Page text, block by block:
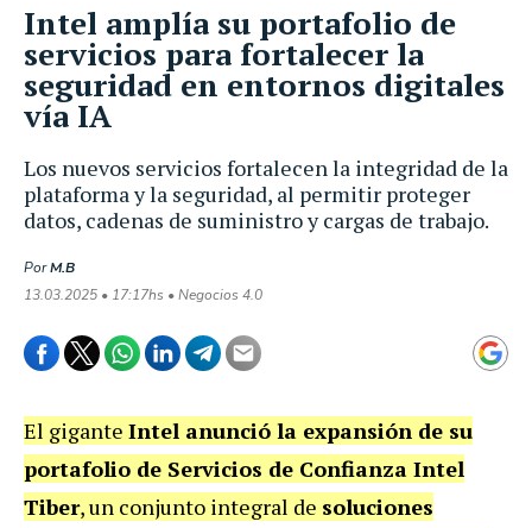
Los nuevos servicios fortalecen la integridad de la
plataforma y la seguridad, al permitir proteger
datos, cadenas de suministro y cargas de trabajo.
PorM.B
13.03.2025 • 17:17hs • Negocios 4.0
Intel amplía su portafolio de
servicios para fortalecer la
seguridad en entornos digitales
vía IA
El gigante Intel anunció la expansión de su
portafolio de Servicios de Confianza Intel
Tiber, un conjunto integral de soluciones